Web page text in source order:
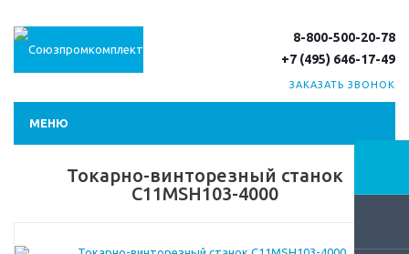
8-800-500-20-78
+7 (495) 646-17-49
ЗАКАЗАТЬ ЗВОНОК
МЕНЮ
Токарно-винторезный станок
C11MSН103-4000